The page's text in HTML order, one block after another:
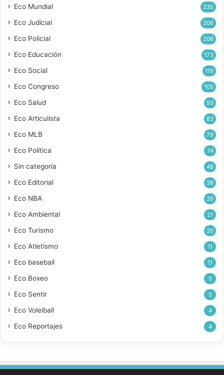
Eco Mundial 235
Eco Judicial 206
Eco Policial 206
Eco Educación 173
Eco Social 119
Eco Congreso 105
Eco Salud 93
Eco Articulista 83
Eco MLB 79
Eco Política 74
Sin categoría 48
Eco Editorial 38
Eco NBA 26
Eco Ambiental 21
Eco Turismo 20
Eco Atletismo 11
Eco baseball 11
Eco Boxeo 5
Eco Sentir 5
Eco Voleiball 4
Eco Reportajes 4